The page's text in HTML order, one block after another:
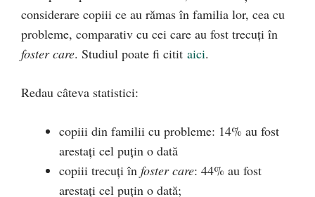
considerare copiii ce au rămas în familia lor, cea cu
probleme, comparativ cu cei care au fost trecuți în
foster care. Studiul poate fi citit aici.
Redau câteva statistici:
copiii din familii cu probleme: 14% au fost
arestați cel puțin o dată
copiii trecuți în foster care: 44% au fost
arestați cel puțin o dată;